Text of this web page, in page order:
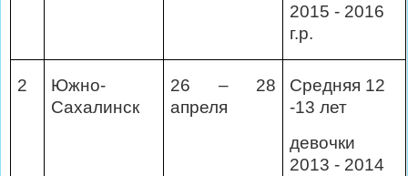
2015 - 2016
г.р.
2
Южно-
Сахалинск
26 – 28
апреля
Средняя 12
-13 лет
девочки
2013 - 2014